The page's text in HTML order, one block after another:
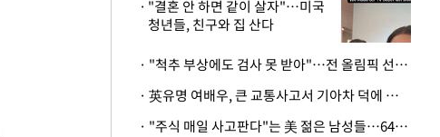
"결혼 안 하면 같이 살자"…미국
청년들, 친구와 집 산다
· "척추 부상에도 검사 못 받아"…전 올림픽 선수, 美봅슬레이협회 상대 소송
· 英유명 여배우, 큰 교통사고서 기아차 덕에 살았다
· "주식 매일 사고판다"는 美 젊은 남성들…64%가 "나는 인생의 패배자“